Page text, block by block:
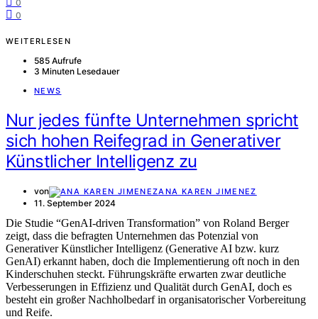
0
0
WEITERLESEN
585 Aufrufe
3 Minuten Lesedauer
NEWS
Nur jedes fünfte Unternehmen spricht
sich hohen Reifegrad in Generativer
Künstlicher Intelligenz zu
von ANA KAREN JIMENEZ
11. September 2024
Die Studie “GenAI-driven Transformation” von Roland Berger
zeigt, dass die befragten Unternehmen das Potenzial von
Generativer Künstlicher Intelligenz (Generative AI bzw. kurz
GenAI) erkannt haben, doch die Implementierung oft noch in den
Kinderschuhen steckt. Führungskräfte erwarten zwar deutliche
Verbesserungen in Effizienz und Qualität durch GenAI, doch es
besteht ein großer Nachholbedarf in organisatorischer Vorbereitung
und Reife.